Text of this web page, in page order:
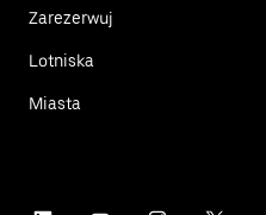
Zarezerwuj
Lotniska
Miasta